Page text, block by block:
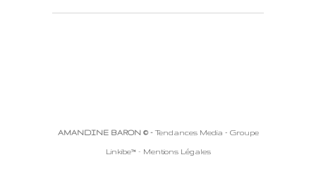
AMANDINE BARON © -Tendances Media - Groupe
Linkibe™ - Mentions Légales